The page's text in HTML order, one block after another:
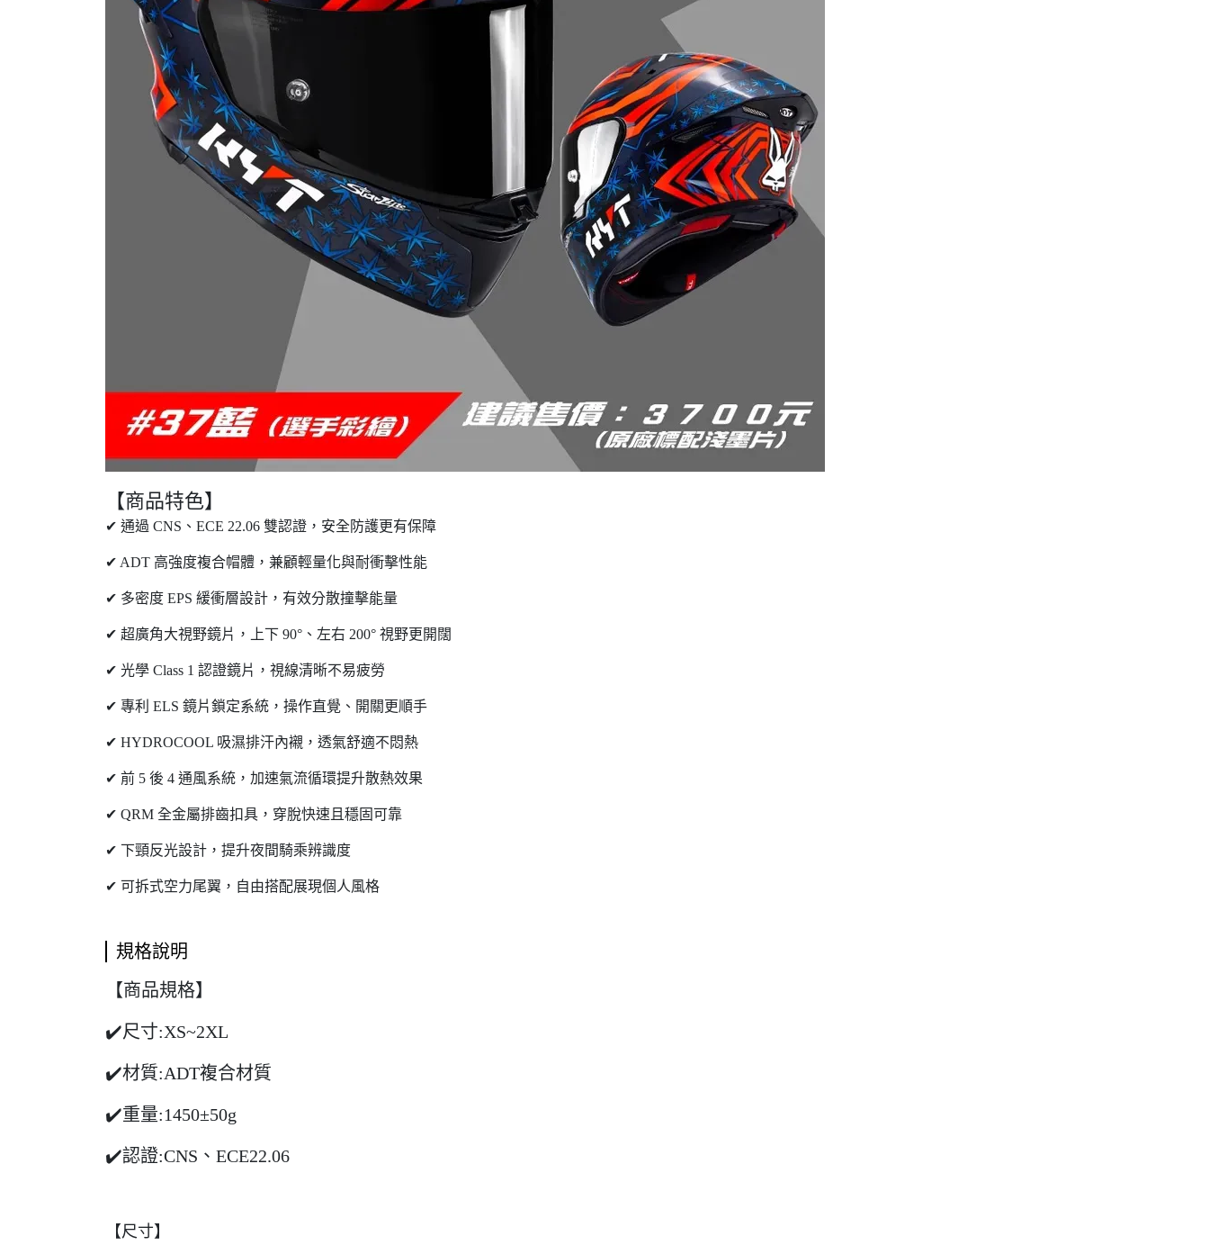
【商品特色】
✔ 通過 CNS、ECE 22.06 雙認證，安全防護更有保障
✔ ADT 高強度複合帽體，兼顧輕量化與耐衝擊性能
✔ 多密度 EPS 緩衝層設計，有效分散撞擊能量
✔ 超廣角大視野鏡片，上下 90°、左右 200° 視野更開闊
✔ 光學 Class 1 認證鏡片，視線清晰不易疲勞
✔ 專利 ELS 鏡片鎖定系統，操作直覺、開關更順手
✔ HYDROCOOL 吸濕排汗內襯，透氣舒適不悶熱
✔ 前 5 後 4 通風系統，加速氣流循環提升散熱效果
✔ QRM 全金屬排齒扣具，穿脫快速且穩固可靠
✔ 下頸反光設計，提升夜間騎乘辨識度
✔ 可拆式空力尾翼，自由搭配展現個人風格
規格說明
【商品規格】
✔️尺寸:XS~2XL
✔️材質:ADT複合材質
✔️重量:1450±50g
✔️認證:CNS、ECE22.06
【尺寸】